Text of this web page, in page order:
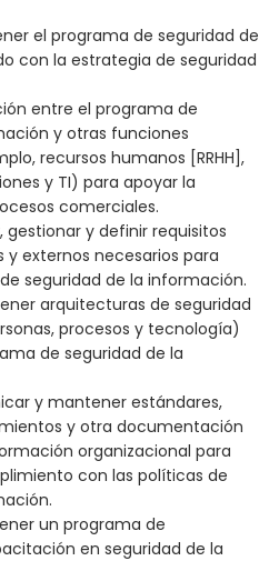
el programa de seguridad de
con la estrategia de seguridad
entre el programa de
y otras funciones
recursos humanos [RRHH],
y TI) para apoyar la
comerciales.
gestionar y definir requisitos
y externos necesarios para
seguridad de la información.
arquitecturas de seguridad
procesos y tecnología)
de seguridad de la
y mantener estándares,
y otra documentación
organizacional para
con las políticas de
un programa de
en seguridad de la